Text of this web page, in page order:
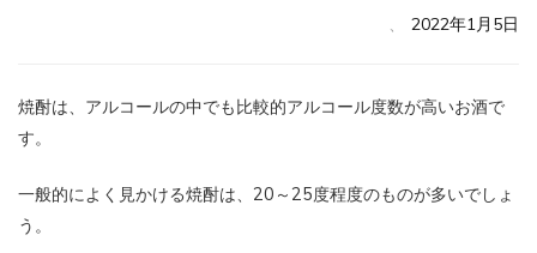
、 2022年1月5日
焼酎は、アルコールの中でも比較的アルコール度数が高いお酒で
す。
一般的によく見かける焼酎は、20～25度程度のものが多いでしょ
う。